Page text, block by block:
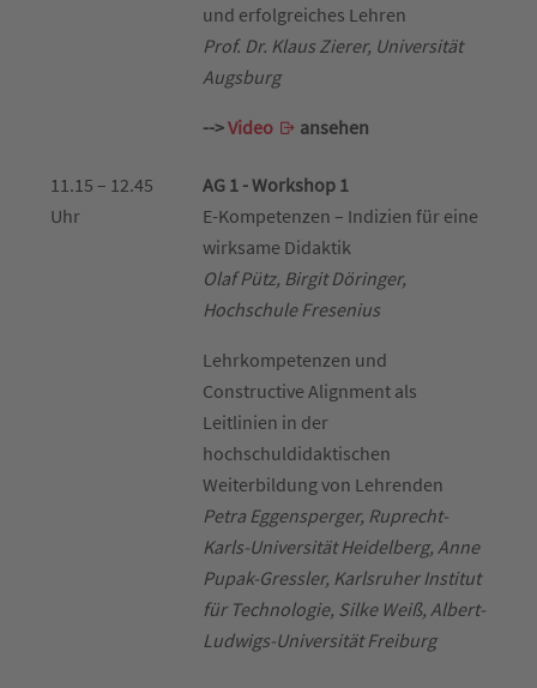
und erfolgreiches Lehren
Prof. Dr. Klaus Zierer, Universität
Augsburg
-->Video ansehen
11.15 – 12.45
Uhr
AG 1 - Workshop 1
E-Kompetenzen – Indizien für eine
wirksame Didaktik
Olaf Pütz, Birgit Döringer,
Hochschule Fresenius
Lehrkompetenzen und
Constructive Alignment als
Leitlinien in der
hochschuldidaktischen
Weiterbildung von Lehrenden
Petra Eggensperger, Ruprecht-
Karls-Universität Heidelberg, Anne
Pupak-Gressler, Karlsruher Institut
für Technologie, Silke Weiß, Albert-
Ludwigs-Universität Freiburg